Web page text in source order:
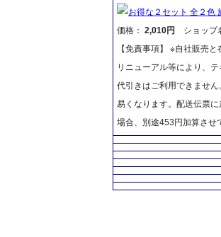
お得な２セット 全２色
価格： 2,010円
ショップ
【免責事項】 ※自社販売
リニューアル等により、
代引きはご利用できませ
易くなります。配送伝票
場合、別途453円加算させ